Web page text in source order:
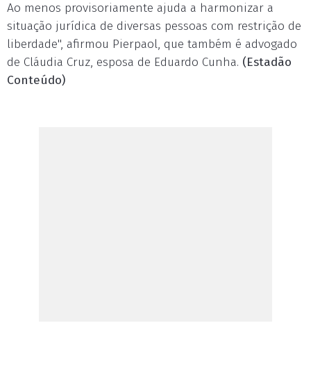
Ao menos provisoriamente ajuda a harmonizar a
situação jurídica de diversas pessoas com restrição de
liberdade", afirmou Pierpaol, que também é advogado
de Cláudia Cruz, esposa de Eduardo Cunha. (Estadão
Conteúdo)